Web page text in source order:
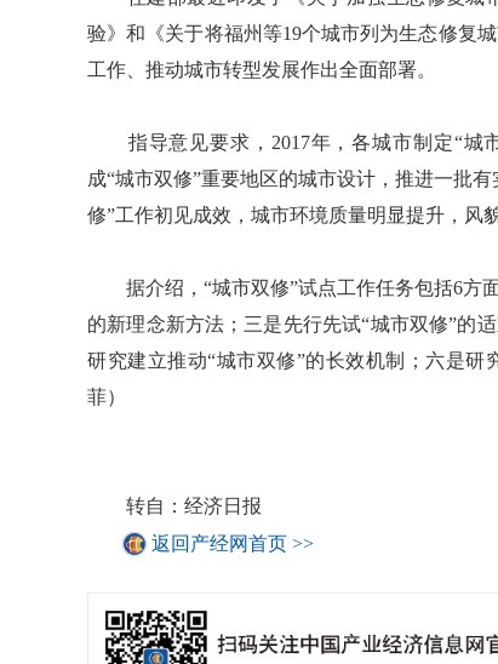
验》和《关于将福州等19个城市列为生态修复
工作、推动城市转型发展作出全面部署。
指导意见要求，2017年，各城市制定“城
成“城市双修”重要地区的城市设计，推进一批
修”工作初见成效，城市环境质量明显提升，风
据介绍，“城市双修”试点工作任务包括6方
的新理念新方法；三是先行先试“城市双修”的
研究建立推动“城市双修”的长效机制；六是
菲）
转自：经济日报
返回产经网首页 >>